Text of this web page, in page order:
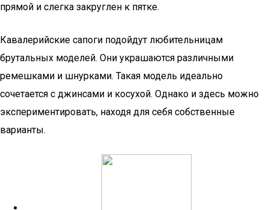
прямой и слегка закруглен к пятке.
Кавалерийские сапоги подойдут любительницам
брутальных моделей. Они украшаются различными
ремешками и шнурками. Такая модель идеально
сочетается с джинсами и косухой. Однако и здесь можно
экспериментировать, находя для себя собственные
варианты.